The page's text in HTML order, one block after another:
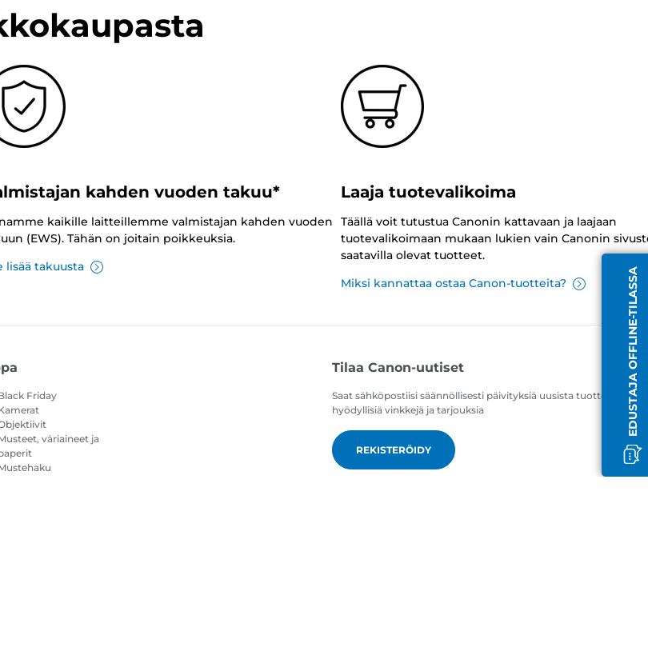
EDUSTAJA OFFLINE-TILASSA
kahden vuoden takuu*
kaikille laitteillemme valmistajan kahden vuoden
(EWS). Tähän on joitain poikkeuksia.
lisää takuusta
Laaja tuotevalikoima
Täällä voit tutustua Canonin kattavaan ja laajaan
tuotevalikoimaan mukaan lukien vain Canonin
saatavilla olevat tuotteet.
Miksi kannattaa ostaa Canon-tuotteita?
Friday
väriaineet ja
Tilaa Canon-uutiset
Saat sähköpostiisi säännöllisesti päivityksiä uusista tuotteista,
hyödyllisiä vinkkejä ja tarjouksia
REKISTERÖIDY